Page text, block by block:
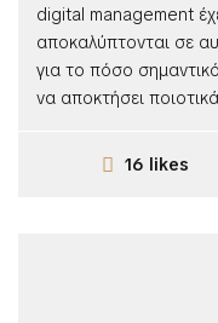
digital management
αποκαλύπτονται σε
για το πόσο
να αποκτήσει
16 likes